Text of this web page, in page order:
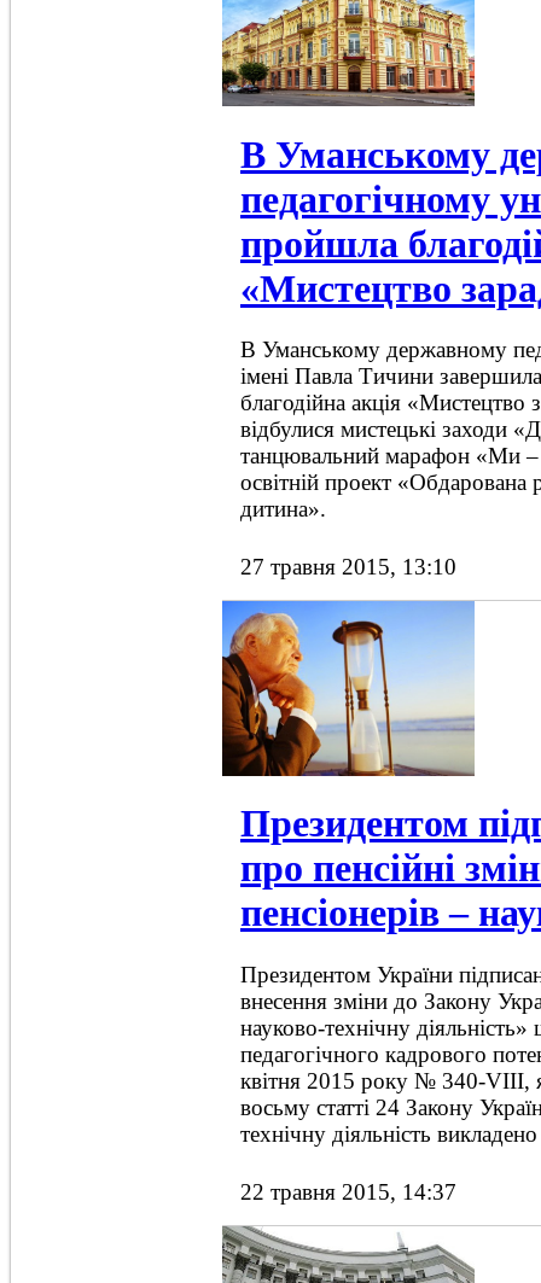
В Уманському
педагогічному
пройшла
«Мистецтво
В Уманському державному
імені Павла Тичини
благодійна акція «Мистецтво
відбулися мистецькі заходи
танцювальний марафон «Ми –
освітній проект «Обдарована
дитина».
27 травня 2015, 13:10
Президентом
про пенсійні
пенсіонерів –
Президентом України
внесення зміни до Закону
науково-технічну
педагогічного кадрового
квітня 2015 року № 340-VIII,
восьму статті 24 Закону
технічну діяльність
22 травня 2015, 14:37